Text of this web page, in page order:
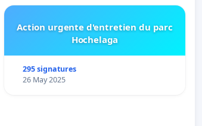
Action urgente d'entretien du parc
Hochelaga
295 signatures
26 May 2025